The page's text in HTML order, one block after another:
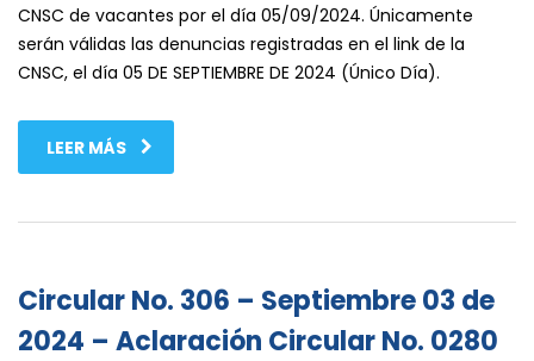
CNSC de vacantes por el día 05/09/2024. Únicamente
serán válidas las denuncias registradas en el link de la
CNSC, el día 05 DE SEPTIEMBRE DE 2024 (Único Día).
LEER MÁS
Circular No. 306 – Septiembre 03 de
2024 – Aclaración Circular No. 0280